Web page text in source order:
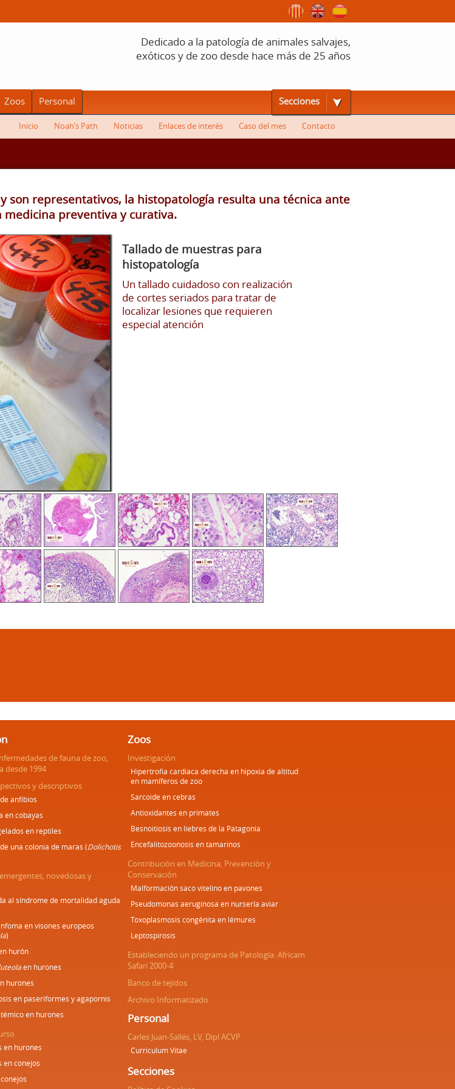
Dedicado a la patología de animales salvajes,
exóticos y de zoo desde hace más de 25 años
Zoos Personal Secciones
Inicio Noah’s Path Noticias Enlaces de interés Caso del mes Contacto
son representativos, la histopatología resulta una técnica ante
medicina preventiva y curativa.
Tallado de muestras para
histopatología
Un tallado cuidadoso con realización
de cortes seriados para tratar de
localizar lesiones que requieren
especial atención
de fauna de zoo,
desde 1994
y descriptivos
anfibios
en cobayas
en reptiles
una colonia de maras (Dolichotis
novedosas y
al síndrome de mortalidad aguda
en visones europeos
)
hurón
en hurones
hurones
en paseriformes y agapornis
en hurones
en hurones
en conejos
Zoos
Investigación
Hipertrofia cardiaca derecha en hipoxia de altitud
en mamíferos de zoo
Sarcoide en cebras
Antioxidantes en primates
Besnoitiosis en liebres de la Patagonia
Encefalitozoonosis en tamarinos
Contribución en Medicina, Prevención y
Conservación
Malformación saco vitelino en pavones
Pseudomonas aeruginosa en nursería aviar
Toxoplasmosis congénita en lémures
Leptospirosis
Estableciendo un programa de Patología: Africam
Safari 2000-4
Banco de tejidos
Archivo Informatizado
Personal
Carles Juan-Sallés, LV, Dipl ACVP
Curriculum Vitae
Secciones